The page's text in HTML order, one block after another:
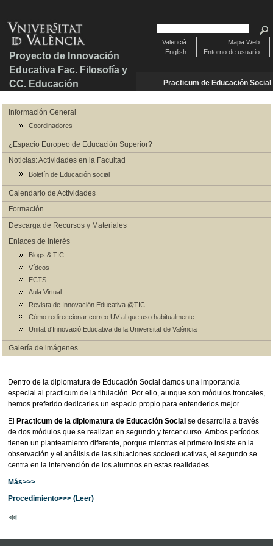
Proyecto de Innovación
Educativa Fac. Filosofía y
CC. Educación
Mapa Web
Entorno de usuario
Valencià
English
Practicum de Educación Social
Información General
Coordinadores
¿Espacio Europeo de Educación Superior?
Noticias: Actividades en la Facultad
Boletín de Educación social
Calendario de Actividades
Formación
Descarga de Recursos y Materiales
Enlaces de Interés
Blogs & TIC
Vídeos
ECTS
Aula Virtual
Revista de Innovación Educativa @TIC
Cómo redireccionar correo UV al que uso habitualmente
Unitat d'Innovació Educativa de la Universitat de València
Galería de imágenes
Dentro de la diplomatura de Educación Social damos una importancia
especial al practicum de la titulación. Por ello, aunque son módulos troncales,
hemos preferido dedicarles un espacio propio para entenderlos mejor.
El Practicum de la diplomatura de Educación Social se desarrolla a través
de dos módulos que se realizan en segundo y tercer curso. Ambos períodos
tienen un planteamiento diferente, porque mientras el primero insiste en la
observación y el análisis de las situaciones socioeducativas, el segundo se
centra en la intervención de los alumnos en estas realidades.
Más>>>
Procedimiento>>>(Leer)